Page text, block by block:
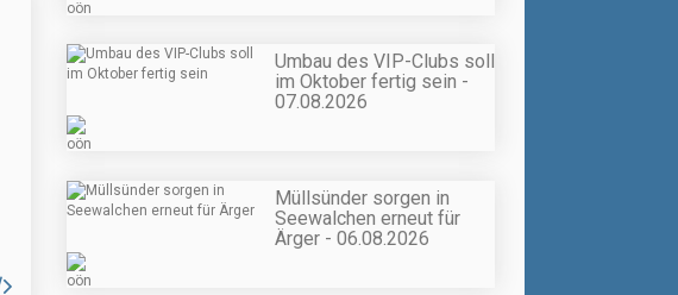
Umbau des VIP-Clubs soll
im Oktober fertig sein -
07.08.2026
Müllsünder sorgen in
Seewalchen erneut für
Ärger - 06.08.2026